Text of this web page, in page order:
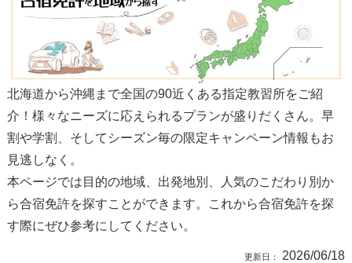
北海道から沖縄まで全国の90近くある指定教習所をご紹
介！様々なニーズに応えられるプランが盛りだくさん。早
割や学割、そしてシーズン毎の限定キャンペーン情報もお
見逃しなく。
本ページでは目的の地域、出発地別、人気のこだわり別か
ら合宿免許を探すことができます。これから合宿免許を探
す際にぜひ参考にしてください。
2026/06/18